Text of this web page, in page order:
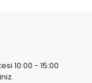
10:00 - 15:00